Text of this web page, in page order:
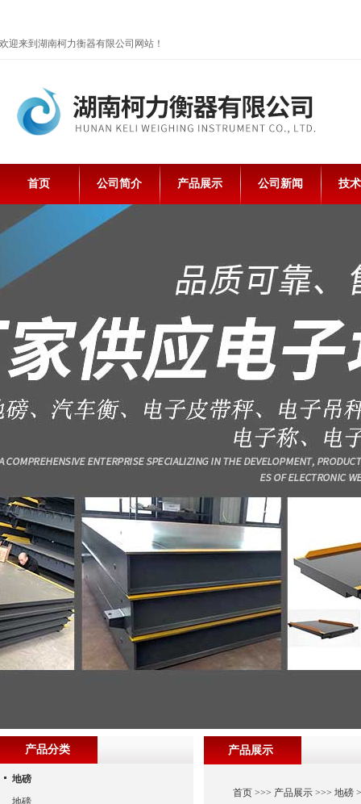
欢迎来到湖南柯力衡器有限公司网站！
首页 公司简介 产品展示 公司新闻 技
产品展示
首页>>> 产品展示>>> 地磅
产品分类
地磅
地磅